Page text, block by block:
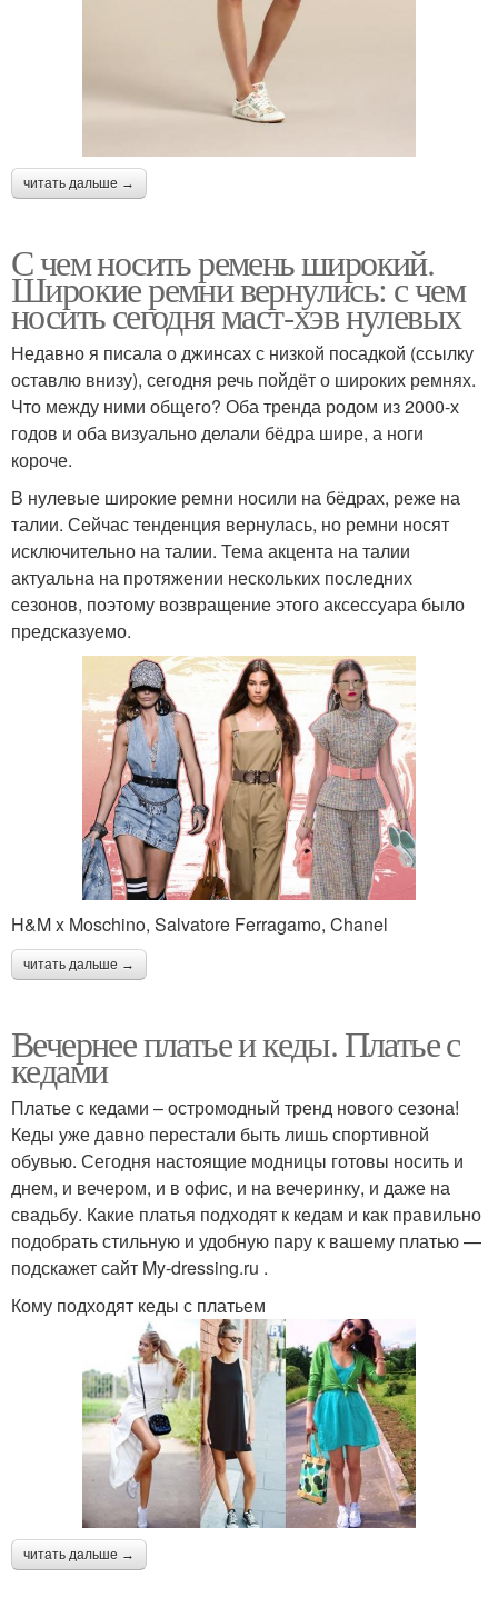
читать дальше →
С чем носить ремень широкий.
Широкие ремни вернулись: с чем
носить сегодня маст-хэв нулевых
Недавно я писала о джинсах с низкой посадкой (ссылку
оставлю внизу), сегодня речь пойдёт о широких ремнях.
Что между ними общего? Оба тренда родом из 2000-х
годов и оба визуально делали бёдра шире, а ноги
короче.
В нулевые широкие ремни носили на бёдрах, реже на
талии. Сейчас тенденция вернулась, но ремни носят
исключительно на талии. Тема акцента на талии
актуальна на протяжении нескольких последних
сезонов, поэтому возвращение этого аксессуара было
предсказуемо.
H&M x Moschino, Salvatore Ferragamo, Chanel
читать дальше →
Вечернее платье и кеды. Платье с
кедами
Платье с кедами – остромодный тренд нового сезона!
Кеды уже давно перестали быть лишь спортивной
обувью. Сегодня настоящие модницы готовы носить и
днем, и вечером, и в офис, и на вечеринку, и даже на
свадьбу. Какие платья подходят к кедам и как правильно
подобрать стильную и удобную пару к вашему платью —
подскажет сайт My-dressing.ru .
Кому подходят кеды с платьем
читать дальше →